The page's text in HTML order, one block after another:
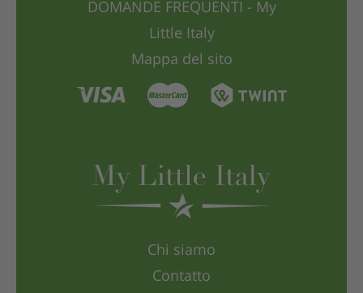
DOMANDE FREQUENTI - My
Little Italy
Mappa del sito
Chi siamo
Contatto